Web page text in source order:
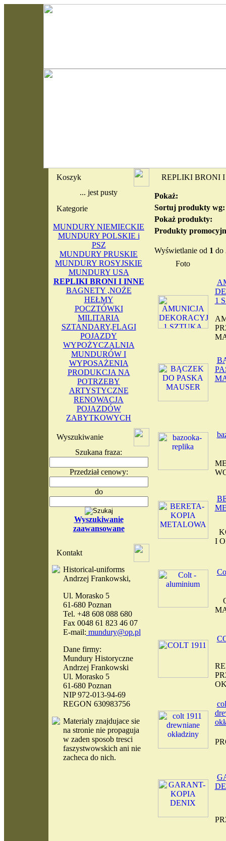
Koszyk
... jest pusty
Kategorie
MUNDURY NIEMIECKIE
MUNDURY POLSKIE i
PSZ
MUNDURY PRUSKIE
MUNDURY ROSYJSKIE
MUNDURY USA
REPLIKI BRONI I INNE
BAGNETY ,NOŻE
HEŁMY
POCZTÓWKI
MILITARIA
SZTANDARY,FLAGI
POJAZDY
WYPOŻYCZALNIA
MUNDURÓW I
WYPOSAŻENIA
PRODUKCJA NA
POTRZEBY
ARTYSTYCZNE
RENOWACJA
POJAZDÓW
ZABYTKOWYCH
Wyszukiwanie
Szukana fraza:
Przedział cenowy:
do
Wyszukiwanie
zaawansowane
Kontakt
Historical-uniforms
Andrzej Frankowski,
Ul. Morasko 5
61-680 Poznan
Tel. +48 608 088 680
Fax 0048 61 823 46 07
E-mail: mundury@op.pl
Dane firmy:
Mundury Historyczne
Andrzej Frankowski
Ul. Morasko 5
61-680 Poznan
NIP 972-013-94-69
REGON 630983756
Materialyznajdujace sie
na stronie nie propaguja
w zaden sposob tresci
faszystwowskich ani nie
zacheca do nich.
REPLIKI BRONI
Pokaż:
Sortuj produkty wg:
Pokaż produkty:
Produkty
Wyświetlanie od 1 do
Foto
1
I